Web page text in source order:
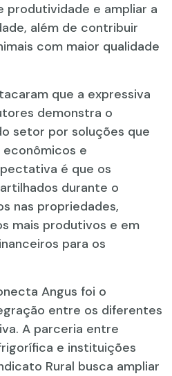
produtividade e ampliar a
além de contribuir
com maior qualidade
que a expressiva
demonstra o
setor por soluções que
e
é que os
durante o
nas propriedades,
mais produtivos e em
para os
Angus foi o
entre os diferentes
A parceria entre
e instituições
Rural busca ampliar